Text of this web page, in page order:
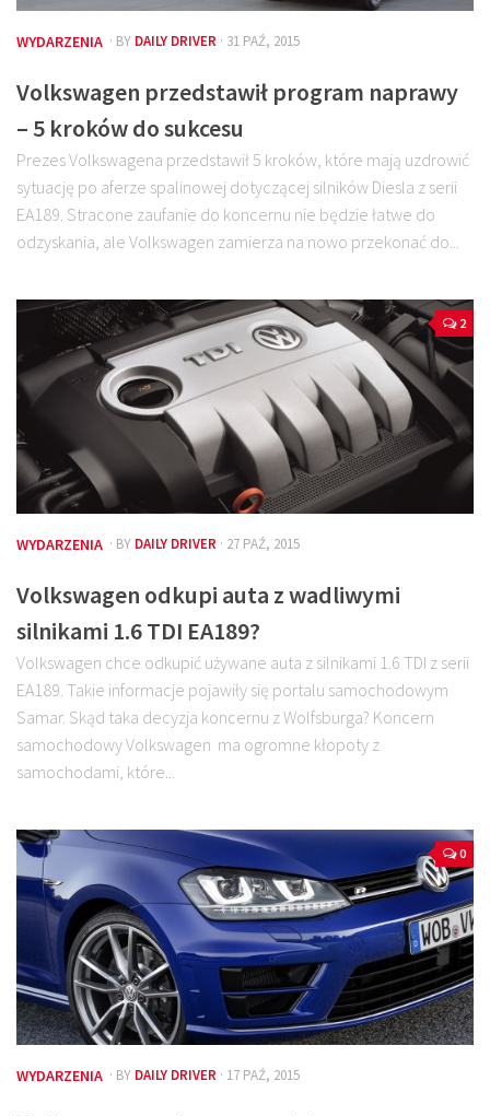
WYDARZENIA · BY DAILY DRIVER · 31 PAŹ, 2015
Volkswagen przedstawił program naprawy
– 5 kroków do sukcesu
Prezes Volkswagena przedstawił 5 kroków, które mają uzdrowić
sytuację po aferze spalinowej dotyczącej silników Diesla z serii
EA189. Stracone zaufanie do koncernu nie będzie łatwe do
odzyskania, ale Volkswagen zamierza na nowo przekonać do...
2
WYDARZENIA · BY DAILY DRIVER · 27 PAŹ, 2015
Volkswagen odkupi auta z wadliwymi
silnikami 1.6 TDI EA189?
Volkswagen chce odkupić używane auta z silnikami 1.6 TDI z serii
EA189. Takie informacje pojawiły się portalu samochodowym
Samar. Skąd taka decyzja koncernu z Wolfsburga? Koncern
samochodowy Volkswagen ma ogromne kłopoty z
samochodami, które...
0
WYDARZENIA · BY DAILY DRIVER · 17 PAŹ, 2015